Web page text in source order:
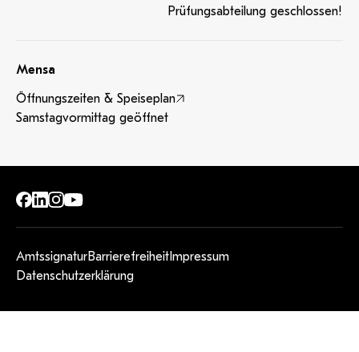
Prüfungsabteilung geschlossen!
Mensa
Öffnungszeiten & Speiseplan
Samstagvormittag geöffnet
AmtssignaturBarrierefreiheit Impressum
Datenschutzerklärung